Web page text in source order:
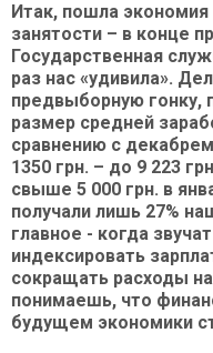
Итак, пошла экономия
занятости – в конце
Государственная
раз нас «удивила».
предвыборную гонку,
размер средней
сравнению с
1350 грн. – до 9 223
свыше 5 000 грн. в
получали лишь 27%
главное - когда
индексировать
сокращать расходы
понимаешь, что
будущем экономики